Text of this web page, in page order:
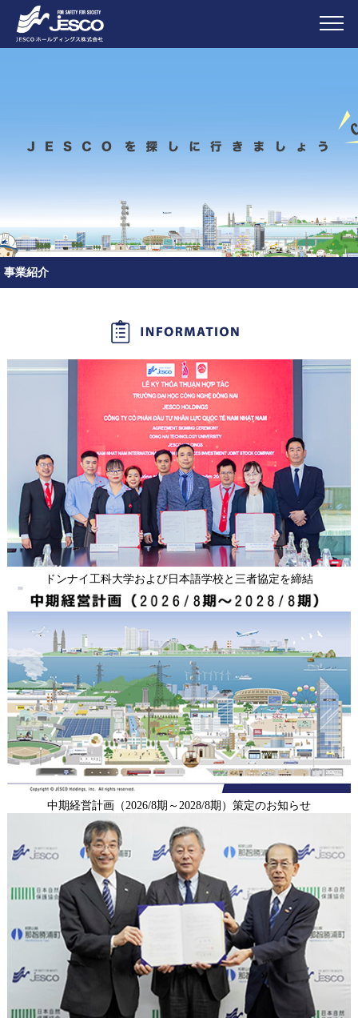
事業紹介
JESCO初の特高メガソーラーに挑戦
建設計画から68年目に完成した八ッ場ダム建設プロジェクト
水防災情報システムを構築し、ベトナムの古都・フエ地区の洪水被害
を軽減
海外初の防災関連設備プロジェクト
ハノイの空の玄関口、ノイバイ国際空港
インフラを支えるJESCO グループ
日本の未来を創る、電力源のベストミックスの実現へ
サスティナブルな社会に貢献するJESCOグループ
いつでも、確実に、緊急情報を届ける
防災・減災に貢献する防災行政無線
日本品質のEPCをアジアに提供する
JESCOグループの“現地化”の旗印
ドンナイ工科大学および日本語学校と三者協定を締結
中期経営計画（2026/8期～2028/8期）策定のお知らせ